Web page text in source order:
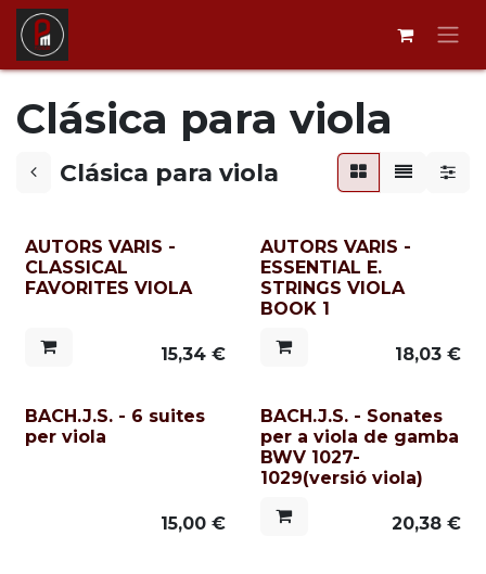
Ir al contenido
Clásica para viola
Clásica para viola
AUTORS VARIS -
CLASSICAL
FAVORITES VIOLA
15,34€
AUTORS VARIS -
ESSENTIAL E.
STRINGS VIOLA
BOOK 1
18,03€
BACH.J.S. - 6 suites
per viola
15,00€
BACH.J.S. - Sonates
per a viola de gamba
BWV 1027-
1029(versió viola)
20,38€